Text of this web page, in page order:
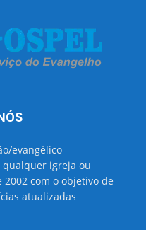
evangélico
qualquer igreja ou
com o objetivo de
atualizadas